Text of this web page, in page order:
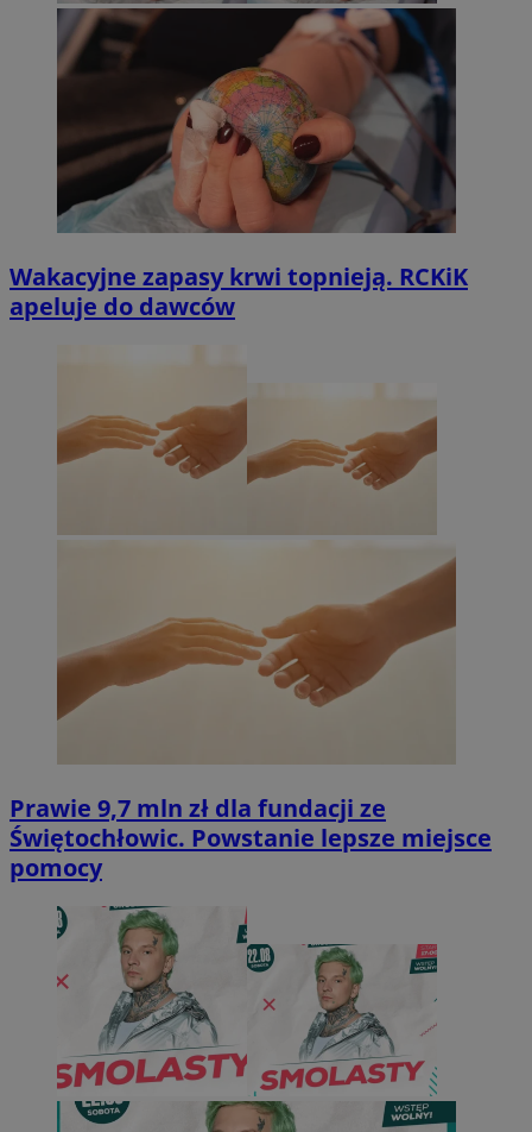
Wakacyjne zapasy krwi topnieją. RCKiK
apeluje do dawców
Prawie 9,7 mln zł dla fundacji ze
Świętochłowic. Powstanie lepsze miejsce
pomocy